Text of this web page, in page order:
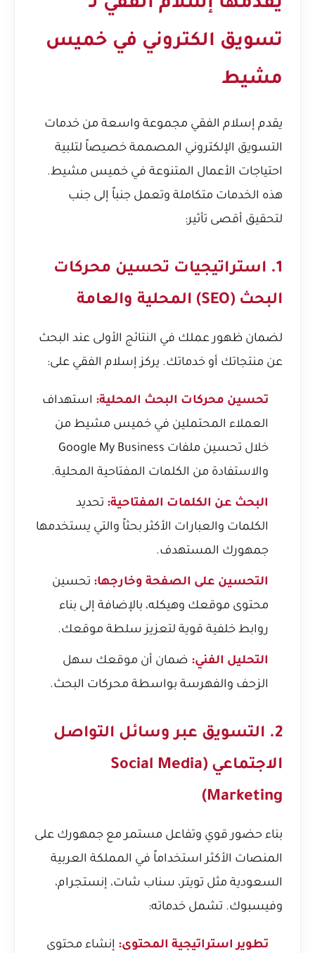
تسويق الكتروني في خميس
مشيط
يقدم إسلام الفقي مجموعة واسعة من خدمات
التسويق الإلكتروني المصممة خصيصاً لتلبية
احتياجات الأعمال المتنوعة في خميس مشيط.
هذه الخدمات متكاملة وتعمل جنباً إلى جنب
لتحقيق أقصى تأثير:
1. استراتيجيات تحسين محركات
البحث (SEO) المحلية والعامة
لضمان ظهور عملك في النتائج الأولى عند البحث
عن منتجاتك أو خدماتك. يركز إسلام الفقي على:
تحسين محركات البحث المحلية: استهداف
العملاء المحتملين في خميس مشيط من
خلال تحسين ملفات Google My Business
والاستفادة من الكلمات المفتاحية المحلية.
البحث عن الكلمات المفتاحية: تحديد
الكلمات والعبارات الأكثر بحثاً والتي يستخدمها
جمهورك المستهدف.
التحسين على الصفحة وخارجها: تحسين
محتوى موقعك وهيكله، بالإضافة إلى بناء
روابط خلفية قوية لتعزيز سلطة موقعك.
التحليل الفني: ضمان أن موقعك سهل
الزحف والفهرسة بواسطة محركات البحث.
2. التسويق عبر وسائل التواصل
الاجتماعي (Social Media
Marketing)
بناء حضور قوي وتفاعل مستمر مع جمهورك على
المنصات الأكثر استخداماً في المملكة العربية
السعودية مثل تويتر، سناب شات، إنستجرام،
وفيسبوك. تشمل خدماته:
تطوير استراتيجية المحتوى: إنشاء محتوى